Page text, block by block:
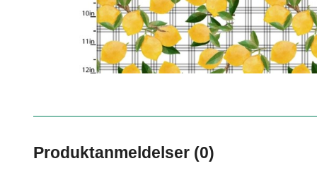
Produktanmeldelser (0)